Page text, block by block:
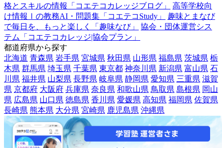
格とスキルの情報「コエテコカレッジブログ」
高等学校向
け情報Ⅰの教務AI・問題集「コエテコStudy」
趣味とまなび
で毎日を、もっと楽しく「趣味なび」
協会・団体運営シス
テム「コエテコカレッジ|協会プラン」
都道府県から探す
北海道 青森県 岩手県 宮城県 秋田県 山形県 福島県 茨城県 栃
木県 群馬県 埼玉県 千葉県 東京都 神奈川県 新潟県 富山県 石
川県 福井県 山梨県 長野県 岐阜県 静岡県 愛知県 三重県 滋賀
県 京都府 大阪府 兵庫県 奈良県 和歌山県 鳥取県 島根県 岡山
県 広島県 山口県 徳島県 香川県 愛媛県 高知県 福岡県 佐賀県
長崎県 熊本県 大分県 宮崎県 鹿児島県 沖縄県